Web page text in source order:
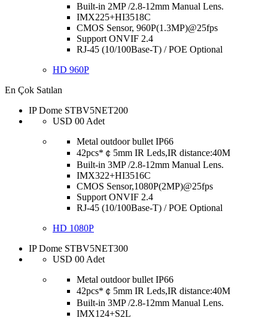
Built-in 2MP /2.8-12mm Manual Lens.
IMX225+HI3518C
CMOS Sensor, 960P(1.3MP)@25fps
Support ONVIF 2.4
RJ-45 (10/100Base-T) / POE Optional
HD 960P
En Çok Satılan
IP Dome STBV5NET200
USD 00 Adet
Metal outdoor bullet IP66
42pcs*￠5mm IR Leds,IR distance:40M
Built-in 3MP /2.8-12mm Manual Lens.
IMX322+HI3516C
CMOS Sensor,1080P(2MP)@25fps
Support ONVIF 2.4
RJ-45 (10/100Base-T) / POE Optional
HD 1080P
IP Dome STBV5NET300
USD 00 Adet
Metal outdoor bullet IP66
42pcs*￠5mm IR Leds,IR distance:40M
Built-in 3MP /2.8-12mm Manual Lens.
IMX124+S2L